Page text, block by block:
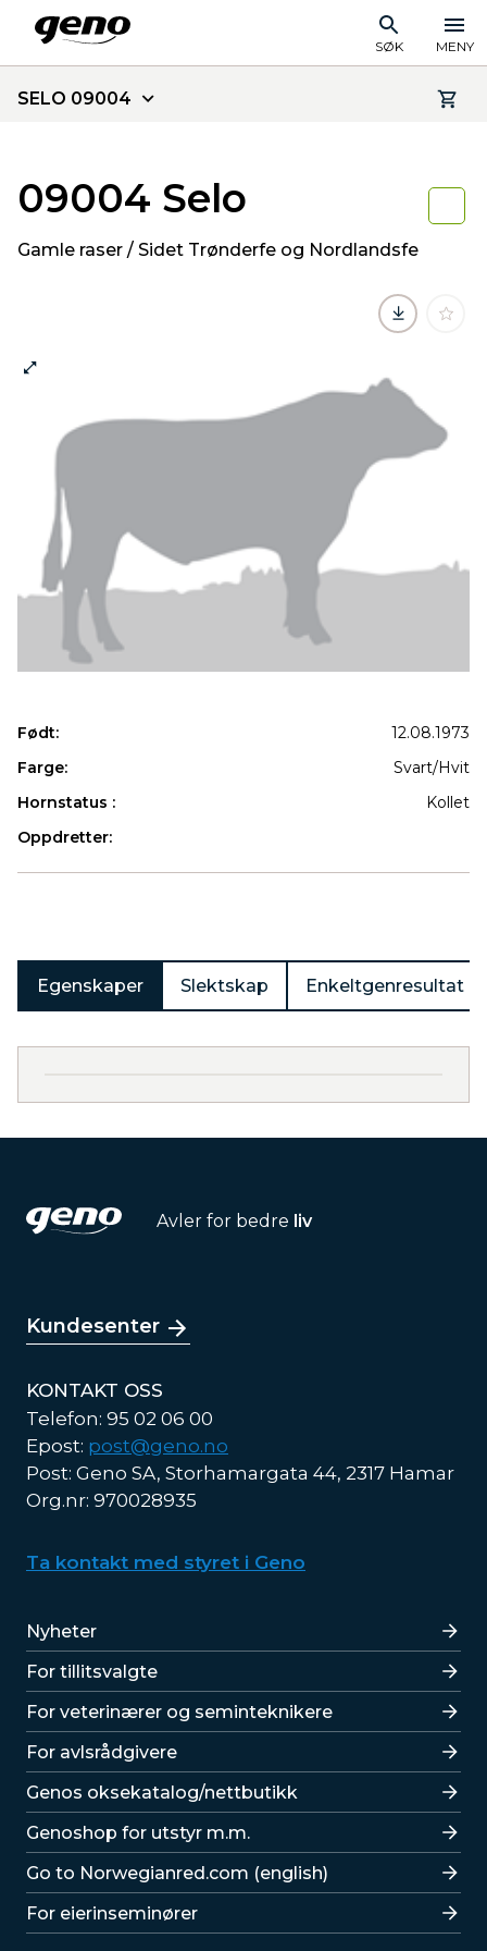
SØK MENY
SELO 09004
09004 Selo
Gamle raser / Sidet Trønderfe og Nordlandsfe
Født:
12.08.1973
Farge:
Svart/Hvit
Hornstatus :
Kollet
Oppdretter:
Egenskaper Slektskap Enkeltgenresultat
Avler for bedre liv
Kundesenter
KONTAKT OSS
Telefon: 95 02 06 00
Epost: post@geno.no
Post: Geno SA, Storhamargata 44, 2317 Hamar
Org.nr: 970028935
Ta kontakt med styret i Geno
Lenker
Nyheter
For tillitsvalgte
For veterinærer og seminteknikere
For avlsrådgivere
Lenker
Genos oksekatalog/nettbutikk
Genoshop for utstyr m.m.
Go to Norwegianred.com (english)
For eierinseminører